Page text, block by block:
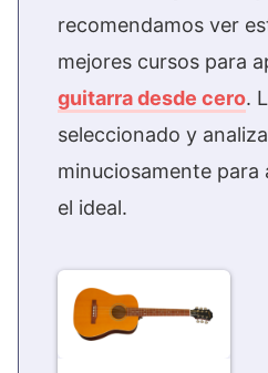
recomendamos ver
mejores cursos para
guitarra desde cero.
seleccionado y
minuciosamente para
el ideal.